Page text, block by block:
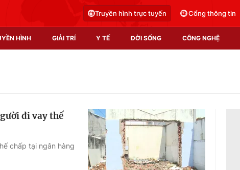
Truyền hình trực tuyến Cổng thông tin
HÌNH GIẢI TRÍ Y TẾ ĐỜI SỐNG CÔNG NGHỆ
Video
Shorts video
Podcast
đi vay thế
chấp tại ngân hàng